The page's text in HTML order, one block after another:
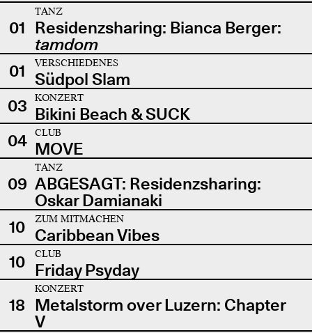
01
TANZ
Residenzsharing: Bianca Berger:
tamdom
01
VERSCHIEDENES
Südpol Slam
03
KONZERT
Bikini Beach & SUCK
04
CLUB
MOVE
09
TANZ
ABGESAGT: Residenzsharing:
Oskar Damianaki
10
ZUM MITMACHEN
Caribbean Vibes
10
CLUB
Friday Psyday
18
KONZERT
Metalstorm over Luzern: Chapter
V